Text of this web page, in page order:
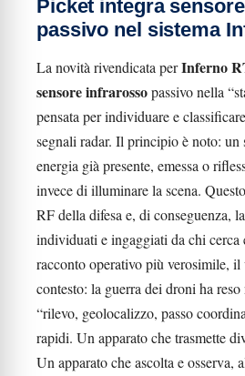
Picket integra
passivo nel sistema
La novità rivendicata perInferno
sensore infrarossopassivo nella
pensata per individuare e
segnali radar. Il principio è noto: un
energia già presente, emessa o
invece di illuminare la scena.
RF della difesa e, di conseguenza,
individuati e ingaggiati da chi cerca
racconto operativo più verosimile, il
contesto: la guerra dei droni ha reso
“rilevo, geolocalizzo, passo
rapidi. Un apparato che trasmette
Un apparato che ascolta e osserva,